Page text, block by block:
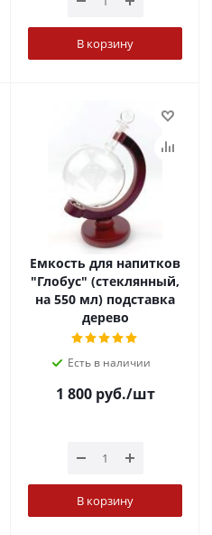
В корзину
Емкость для напитков
"Глобус" (стеклянный,
на 550 мл) подставка
дерево
Есть в наличии
1 800руб./шт
В корзину